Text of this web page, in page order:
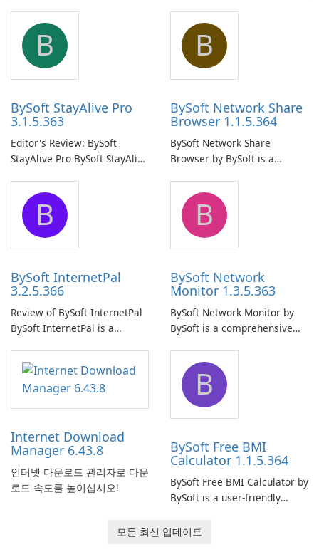
B
BySoft StayAlive Pro
3.1.5.363
Editor's Review: BySoft
StayAlive Pro BySoft StayAlive
application designed to
ensure the continuous and
uninterrupted operation of
your computer system.
B
BySoft Network Share
Browser 1.1.5.364
BySoft Network Share
Browser by BySoft is a
application that allows users
to easily browse and manage
shared folders on their
network.
B
BySoft InternetPal
3.2.5.366
Review of BySoft InternetPal
BySoft InternetPal is a
application designed to
monitor your internet
connection and provide real-
time insights into its
B
BySoft Network
Monitor 1.3.5.363
BySoft Network Monitor by
BySoft is a comprehensive
designed to help businesses
effectively manage their
network infrastructure.
Internet Download
Manager 6.43.8
인터넷 다운로드 관리자로 다운
로드 속도를 높이십시오!
B
BySoft Free BMI
Calculator 1.1.5.364
BySoft Free BMI Calculator by
BySoft is a user-friendly
designed to help you
모든 최신 업데이트